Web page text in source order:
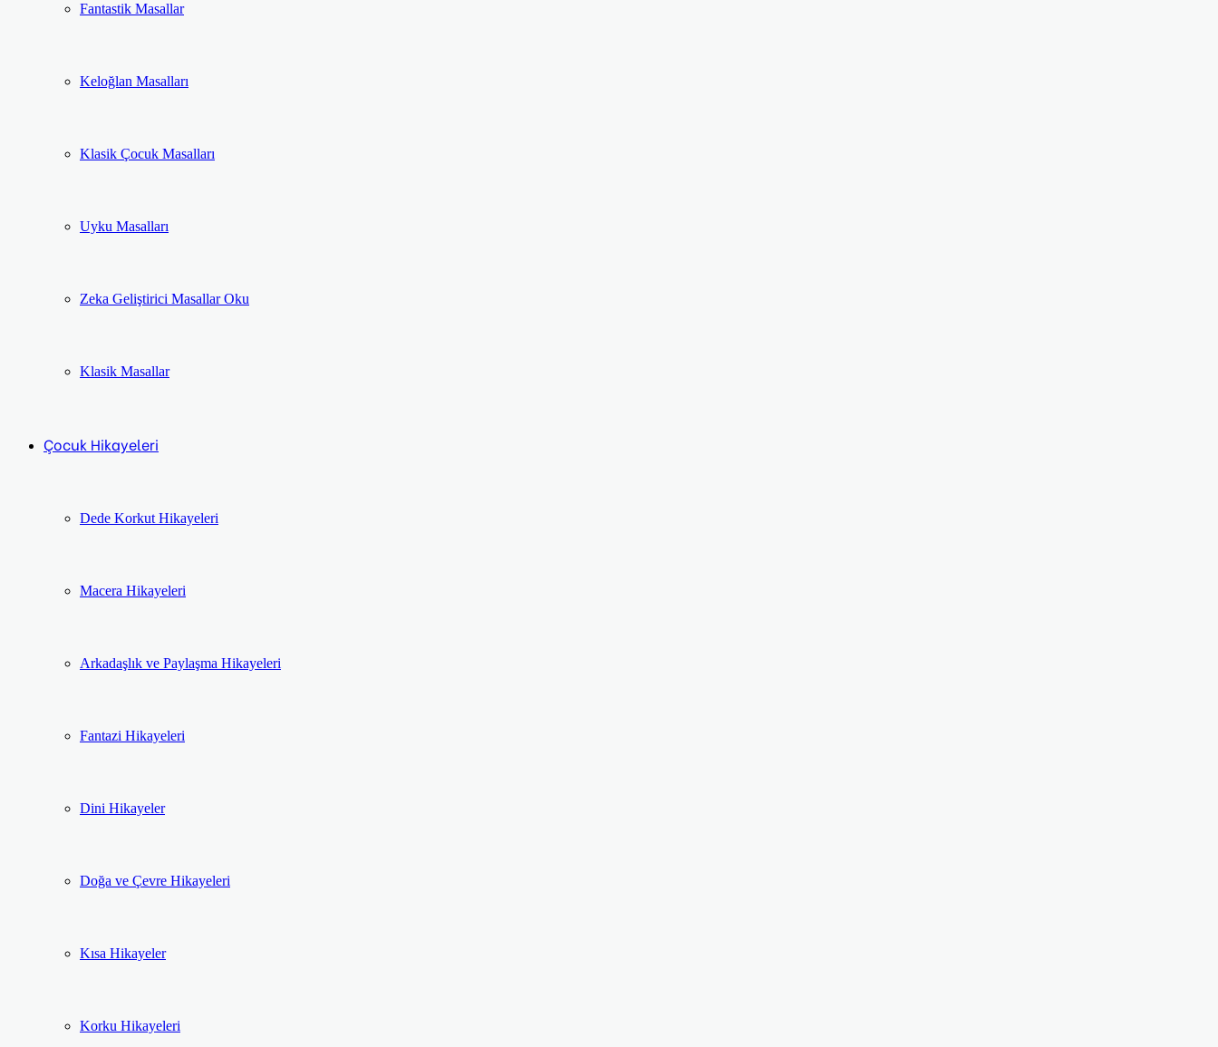
Fantastik Masallar
Keloğlan Masalları
Klasik Çocuk Masalları
Uyku Masalları
Zeka Geliştirici Masallar Oku
Klasik Masallar
Çocuk Hikayeleri
Dede Korkut Hikayeleri
Macera Hikayeleri
Arkadaşlık ve Paylaşma Hikayeleri
Fantazi Hikayeleri
Dini Hikayeler
Doğa ve Çevre Hikayeleri
Kısa Hikayeler
Korku Hikayeleri